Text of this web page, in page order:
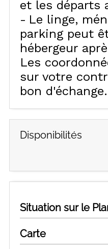
et les départs
Le linge,
parking peut
hébergeur
Les
sur votre
bon d'échange.
Disponibilités
Situation sur le
Carte